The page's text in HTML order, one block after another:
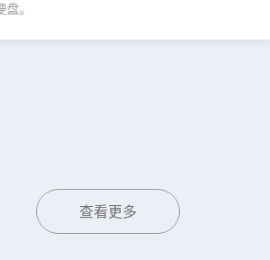
。
查看更多